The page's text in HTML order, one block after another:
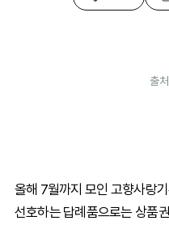
출
올해 7월까지 모인 고향사랑
선호하는 답례품으로는 상품